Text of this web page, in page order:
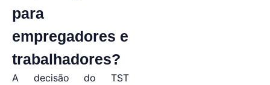
para
empregadores e
trabalhadores?
A decisão do TST